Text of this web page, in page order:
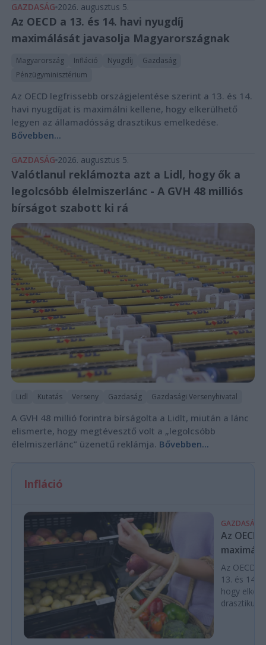
GAZDASÁG 2026. augusztus 5.
Az OECD a 13. és 14. havi nyugdíj
maximálását javasolja Magyarországnak
Magyarország Infláció Nyugdíj
Gazdaság
Pénzügyminisztérium
Az OECD legfrissebb országjelentése szerint a 13. és 14.
havi nyugdíjat is maximálni kellene, hogy elkerülhető
legyen az államadósság drasztikus emelkedése.
Bővebben...
GAZDASÁG 2026. augusztus 5.
Valótlanul reklámozta azt a Lidl, hogy ők a
legolcsóbb élelmiszerlánc - A GVH 48 milliós
bírságot szabott ki rá
Lidl Kutatás Verseny Gazdaság Gazdasági Versenyhivatal
A GVH 48 millió forintra bírságolta a Lidlt, miután a lánc
elismerte, hogy megtévesztő volt a „legolcsóbb
élelmiszerlánc” üzenetű reklámja. Bővebben...
Infláció
GAZDASÁG
Az OECD
Az OECD
13. és 14.
hogy
drasztikus